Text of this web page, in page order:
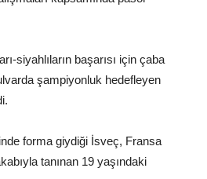
siyahlıların başarısı için çaba
şampiyonluk hedefleyen
forma giydiği İsveç, Fransa
tanınan 19 yaşındaki